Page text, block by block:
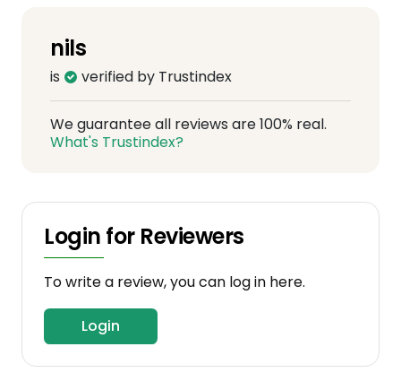
Voor ons is dit een aankoop met een heel
goed gevoel: eerlijke prijs, correcte en
duidelijke communicatie en een topservice.
Bedankt Tom! Wij raden O-Bain zeker en
vast aan! 🙌
nils
is verified by Trustindex
We guarantee all reviews are 100% real.
What's Trustindex?
Login for Reviewers
To write a review, you can log in here.
Login